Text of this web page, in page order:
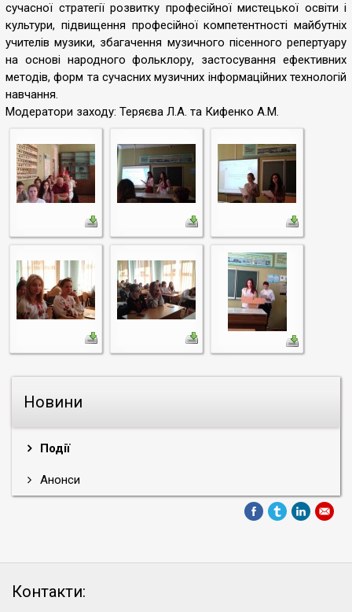
Новини
Події
Анонси
сучасної стратегії розвитку професійної мистецької освіти і
культури, підвищення професійної компетентності майбутніх
учителів музики, збагачення музичного пісенного репертуару
на основі народного фольклору, застосування ефективних
методів, форм та сучасних музичних інформаційних технологій
навчання.
Модератори заходу: Теряєва Л.А. та Кифенко А.М.
Контакти: